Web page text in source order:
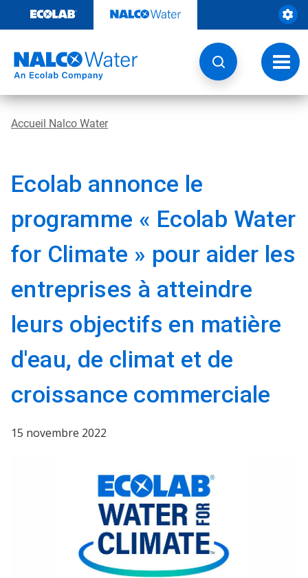
contenu​​​​​​​
à
Accueil Nalco Water
Ecolab annonce le
programme « Ecolab Water
for Climate » pour aider les
entreprises à atteindre
leurs objectifs en matière
d'eau, de climat et de
croissance commerciale
15 novembre 2022